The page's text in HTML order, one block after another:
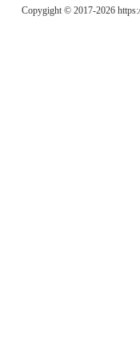
Copygight © 2017-2026